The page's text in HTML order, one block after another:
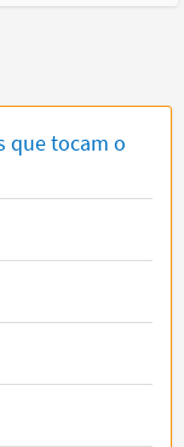
que tocam o